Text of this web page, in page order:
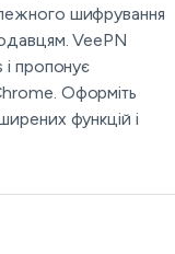
шифрування
VeePN
пропонує
Оформіть
функцій і